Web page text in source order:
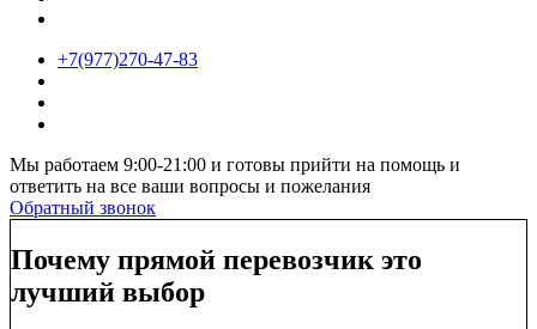
+7(977)270-47-83
Мы работаем 9:00-21:00 и готовы прийти на помощь и
ответить на все ваши вопросы и пожелания
Обратный звонок
Почему прямой перевозчик это
лучший выбор